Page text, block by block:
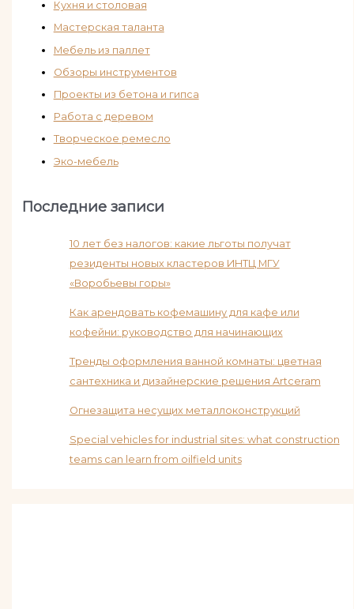
Кухня и столовая
Мастерская таланта
Мебель из паллет
Обзоры инструментов
Проекты из бетона и гипса
Работа с деревом
Творческое ремесло
Эко-мебель
Последние записи
10 лет без налогов: какие льготы получат
резиденты новых кластеров ИНТЦ МГУ
«Воробьевы горы»
Как арендовать кофемашину для кафе или
кофейни: руководство для начинающих
Тренды оформления ванной комнаты: цветная
сантехника и дизайнерские решения Artceram
Огнезащита несущих металлоконструкций
Special vehicles for industrial sites: what construction
teams can learn from oilfield units